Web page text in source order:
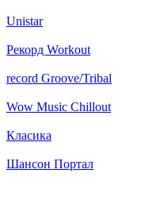
Unistar
Рекорд Workout
record Groove/Tribal
Wow Music Chillout
Класика
Шансон Портал